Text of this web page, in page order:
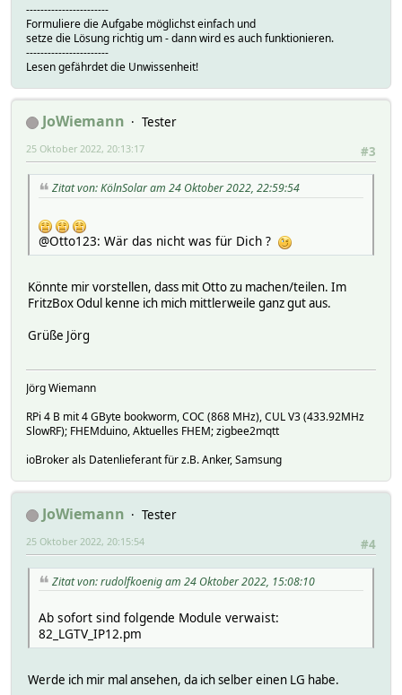
-----------------------
Formuliere die Aufgabe möglichst einfach und
setze die Lösung richtig um - dann wird es auch funktionieren.
-----------------------
Lesen gefährdet die Unwissenheit!
JoWiemann
Tester
#3
25 Oktober 2022, 20:13:17
Zitat von: KölnSolar am 24 Oktober 2022, 22:59:54
@Otto123: Wär das nicht was für Dich ?
Könnte mir vorstellen, dass mit Otto zu machen/teilen. Im
FritzBox Odul kenne ich mich mittlerweile ganz gut aus.
Grüße Jörg
Jörg Wiemann
RPi 4 B mit 4 GByte bookworm, COC (868 MHz), CUL V3 (433.92MHz
SlowRF); FHEMduino, Aktuelles FHEM; zigbee2mqtt
ioBroker als Datenlieferant für z.B. Anker, Samsung
JoWiemann
Tester
#4
25 Oktober 2022, 20:15:54
Zitat von: rudolfkoenig am 24 Oktober 2022, 15:08:10
Ab sofort sind folgende Module verwaist:
82_LGTV_IP12.pm
Werde ich mir mal ansehen, da ich selber einen LG habe.